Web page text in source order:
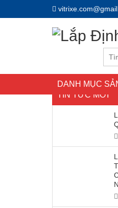
DANH MỤC
TIN TỨC MỚI